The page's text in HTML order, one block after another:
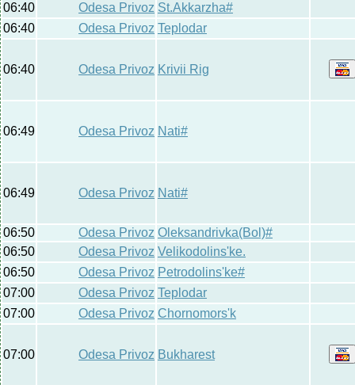
06:40
Odesa Privoz St.Akkarzha#
06:40
Odesa Privoz Teplodar
06:40 Odesa Privoz Krivii Rig
06:49 Odesa Privoz Nati#
06:49 Odesa Privoz Nati#
06:50 Odesa Privoz Oleksandrivka(Bol)#
06:50
Odesa Privoz Velikodolins'ke.
06:50
Odesa Privoz Petrodolins'ke#
07:00
Odesa Privoz Teplodar
07:00
Odesa Privoz Chornomors'k
07:00 Odesa Privoz Bukharest